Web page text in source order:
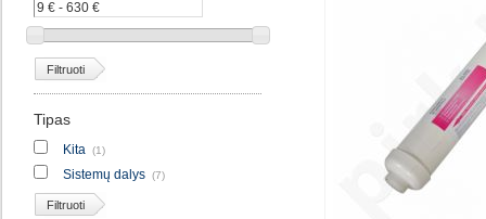
Filtruoti
Tipas
Kita (1)
Sistemų dalys (7)
Filtruoti